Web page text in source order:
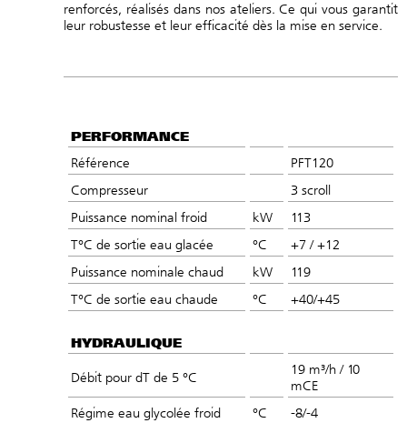
renforcés, réalisés dans nos ateliers. Ce qui vous garantit
leur robustesse et leur efficacité dès la mise en service.
PERFORMANCE
Référence
PFT120
Compresseur
3 scroll
Puissance nominal froid
kW
113
T°C de sortie eau glacée
°C
+7 / +12
Puissance nominale chaud
kW
119
T°C de sortie eau chaude
°C +40/+45
HYDRAULIQUE
Débit pour dT de 5 °C
19 m³/h / 10
mCE
Régime eau glycolée froid
°C
-8/-4